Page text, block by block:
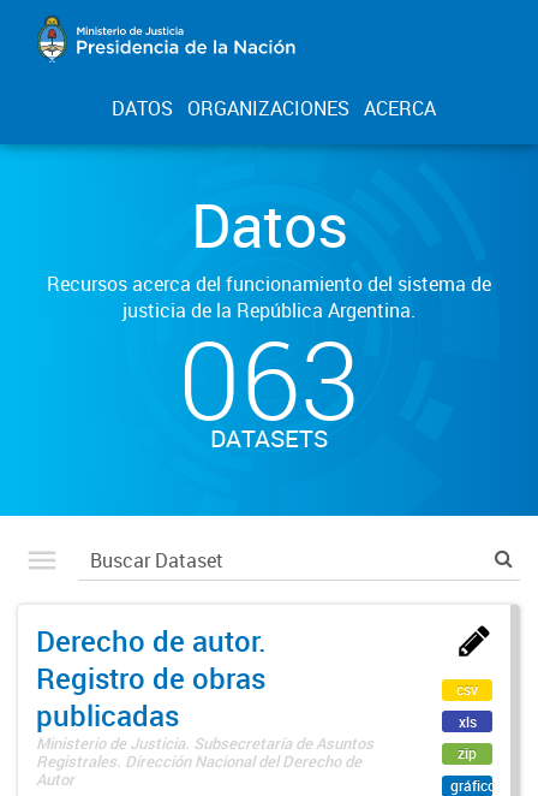
DATOS ORGANIZACIONES ACERCA
Datos
Recursos acerca del funcionamiento del sistema de
justicia de la República Argentina.
063
DATASETS
Derecho de autor.
Registro de obras
publicadas
Ministerio de Justicia. Subsecretaría de Asuntos
Registrales. Dirección Nacional del Derecho de
Autor
csv
xls
zip
gráfico